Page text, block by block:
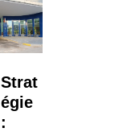
Strat
égie
: